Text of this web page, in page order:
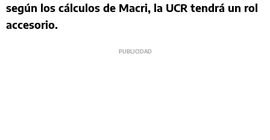
según los cálculos de Macri, la UCR tendrá un rol
accesorio.